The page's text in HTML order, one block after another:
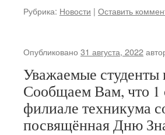
Рубрика: Новости | Оставить
Опубликовано 31 августа, 2022
Уважаемые
Сообщаем Вам, что 1
филиале техникума
посвящённая Дню